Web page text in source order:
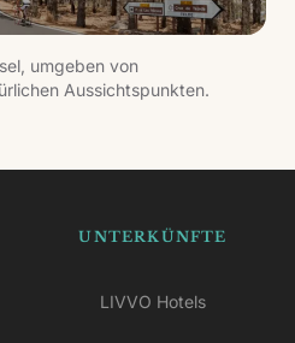
umgeben von
Aussichtspunkten.
UNTERKÜNFTE
LIVVO Hotels